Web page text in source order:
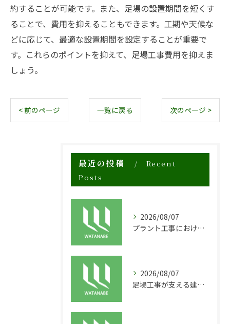
約することが可能です。また、足場の設置期間を短くす
ることで、費用を抑えることもできます。工期や天候な
どに応じて、最適な設置期間を設定することが重要で
す。これらのポイントを抑えて、足場工事費用を抑えま
しょう。
< 前のページ 一覧に戻る 次のページ >
最近の投稿
Recent
Posts
2026/08/07
プラント工事における足場工事の安全対策と施工の重要性
2026/08/07
足場工事が支える建物の長寿命化と外装塗装の重要性